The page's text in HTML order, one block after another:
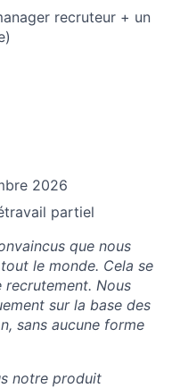
recruteur + un
2026
partiel
que nous
le monde. Cela se
Nous
sur la base des
sans aucune forme
notre produit